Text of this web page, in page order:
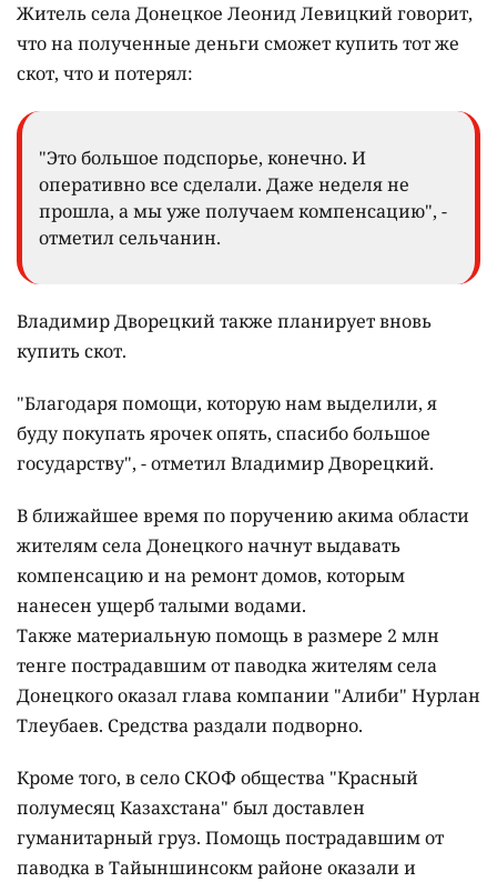
Житель села Донецкое Леонид Левицкий говорит,
что на полученные деньги сможет купить тот же
скот, что и потерял:
"Это большое подспорье, конечно. И
оперативно все сделали. Даже неделя не
прошла, а мы уже получаем компенсацию", -
отметил сельчанин.
Владимир Дворецкий также планирует вновь
купить скот.
"Благодаря помощи, которую нам выделили, я
буду покупать ярочек опять, спасибо большое
государству", - отметил Владимир Дворецкий.
В ближайшее время по поручению акима области
жителям села Донецкого начнут выдавать
компенсацию и на ремонт домов, которым
нанесен ущерб талыми водами.
Также материальную помощь в размере 2 млн
тенге пострадавшим от паводка жителям села
Донецкого оказал глава компании "Алиби" Нурлан
Тлеубаев. Средства раздали подворно.
Кроме того, в село СКОФ общества "Красный
полумесяц Казахстана" был доставлен
гуманитарный груз. Помощь пострадавшим от
паводка в Тайыншинсокм районе оказали и